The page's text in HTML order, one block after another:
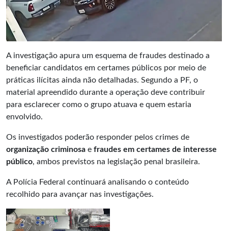
A investigação apura um esquema de fraudes destinado a
beneficiar candidatos em certames públicos por meio de
práticas ilícitas ainda não detalhadas. Segundo a PF, o
material apreendido durante a operação deve contribuir
para esclarecer como o grupo atuava e quem estaria
envolvido.
Os investigados poderão responder pelos crimes de
organização criminosa e fraudes em certames de interesse
público, ambos previstos na legislação penal brasileira.
A Polícia Federal continuará analisando o conteúdo
recolhido para avançar nas investigações.